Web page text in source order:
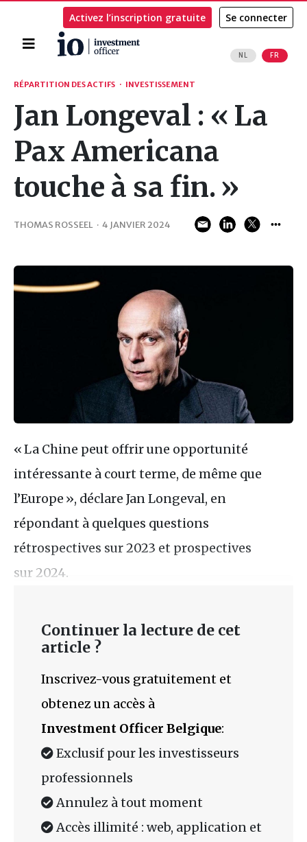
Accueil
NL FR
Activez l’inscription gratuite Se connecter
Rechercher
RÉPARTITION DES ACTIFS · INVESTISSEMENT
Jan Longeval : « La
Pax Americana
touche à sa fin. »
THOMAS ROSSEEL · 4 JANVIER 2024
« La Chine peut offrir une opportunité
intéressante à court terme, de même que
l’Europe », déclare Jan Longeval, en
répondant à quelques questions
rétrospectives sur 2023 et prospectives
sur 2024.
Continuer la lecture de cet
article ?
Inscrivez-vous gratuitement et
obtenez un accès à
Investment Officer Belgique:
Exclusif pour les investisseurs
professionnels
Annulez à tout moment
Accès illimité : web, application et